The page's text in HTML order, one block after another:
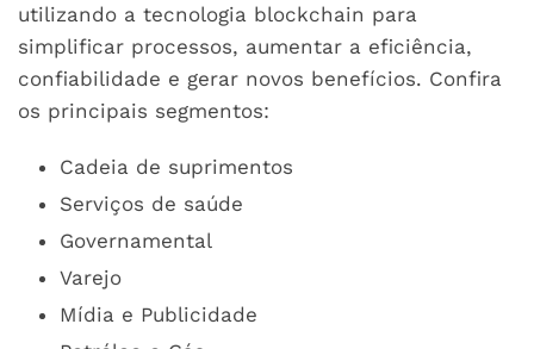
utilizando a tecnologia blockchain para
simplificar processos, aumentar a eficiência,
confiabilidade e gerar novos benefícios. Confira
os principais segmentos:
Cadeia de suprimentos
Serviços de saúde
Governamental
Varejo
Mídia e Publicidade